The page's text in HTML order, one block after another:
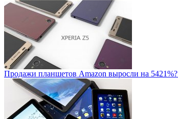
Продажи планшетов Amazon выросли на 5421%?